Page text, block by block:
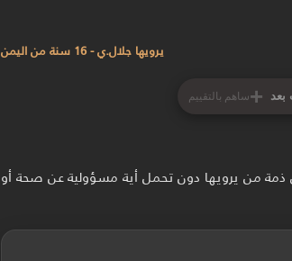
يرويها جلال.ي - 16 سنة من اليمن
بعد +ساهم بالتقييم
من يرويها دون تحمل أية مسؤولية عن صحة أو